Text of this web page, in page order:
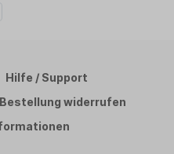
Hilfe / Support
Bestellung widerrufen